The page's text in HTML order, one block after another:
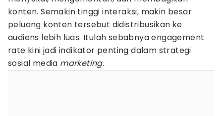
konten. Semakin tinggi interaksi, makin besar
peluang konten tersebut didistribusikan ke
audiens lebih luas. Itulah sebabnya engagement
rate kini jadi indikator penting dalam strategi
sosial media marketing.